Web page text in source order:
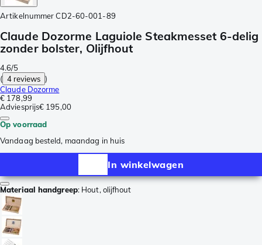
Artikelnummer CD2-60-001-89
Claude Dozorme Laguiole Steakmesset 6-delig
zonder bolster, Olijfhout
4.6/5
( 4 reviews )
Claude Dozorme
€ 178,99
Adviesprijs€ 195,00
Op voorraad
Vandaag besteld, maandag in huis
In winkelwagen
Materiaal handgreep: Hout, olijfhout